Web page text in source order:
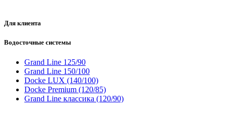
Для клиента
Водосточные системы
Grand Line 125/90
Grand Line 150/100
Docke LUX (140/100)
Docke Premium (120/85)
Grand Line классика (120/90)